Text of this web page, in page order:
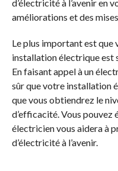
d’électricité à l’avenir en
améliorations et des
Le plus important est que
installation électrique est
En faisant appel à un
sûr que votre installation
que vous obtiendrez le
d’efficacité. Vous pouvez
électricien vous aidera à
d’électricité à l’avenir.